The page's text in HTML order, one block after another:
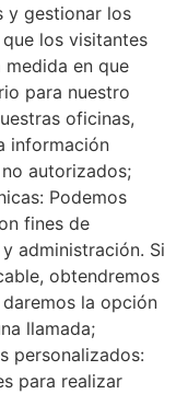
y gestionar los
los visitantes
medida en que
para nuestro
oficinas,
información
autorizados;
Podemos
fines de
administración. Si
obtendremos
la opción
llamada;
personalizados:
para realizar